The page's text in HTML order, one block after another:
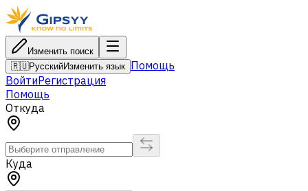
Изменить поиск
🇷🇺РусскийИзменить язык Помощь
ВойтиРегистрация
Помощь
Откуда
Куда